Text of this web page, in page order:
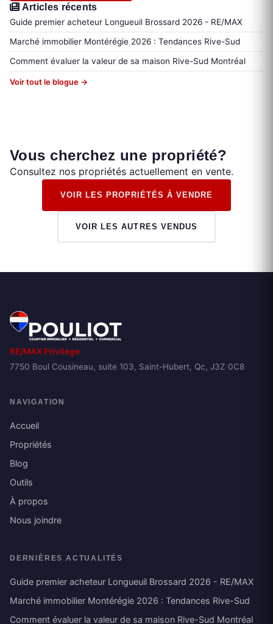
Articles récents
Guide premier acheteur Longueuil Brossard 2026 - RE/MAX
Marché immobilier Montérégie 2026 : Tendances Rive-Sud
Comment évaluer la valeur de sa maison Rive-Sud Montréal
Voir tout le blogue →
Vous cherchez une propriété?
Consultez nos propriétés actuellement en vente.
VOIR LES PROPRIÉTÉS À VENDRE
VOIR LES AUTRES VENDUS
RE/MAX Privilège
7750 Boul Cousineau, suite 103, Saint-Hubert, Qc, J3Z 0C8
NAVIGATION
Accueil
Propriétés
Blog
Outils
À propos
Nous joindre
DERNIÈRES ACTUALITÉS
Guide premier acheteur Longueuil Brossard 2026 - RE/MAX
Marché immobilier Montérégie 2026 : Tendances Rive-Sud
Comment évaluer la valeur de sa maison Rive-Sud Montréal